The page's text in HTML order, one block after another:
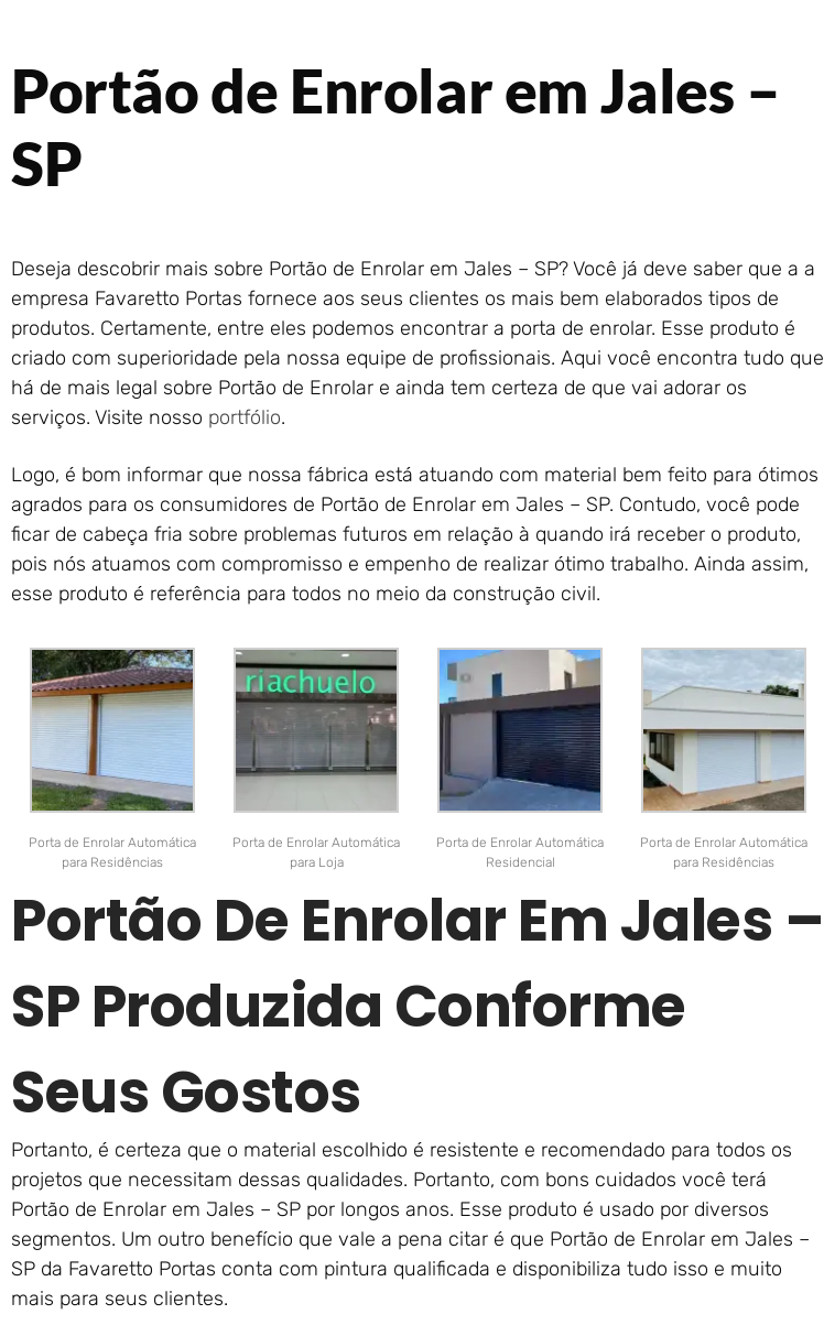
Portão de Enrolar em Jales –
SP
Deseja descobrir mais sobre Portão de Enrolar em Jales – SP? Você já deve saber que a a
empresa Favaretto Portas fornece aos seus clientes os mais bem elaborados tipos de
produtos. Certamente, entre eles podemos encontrar a porta de enrolar. Esse produto é
criado com superioridade pela nossa equipe de profissionais. Aqui você encontra tudo que
há de mais legal sobre Portão de Enrolar e ainda tem certeza de que vai adorar os
serviços. Visite nosso portfólio.
Logo, é bom informar que nossa fábrica está atuando com material bem feito para ótimos
agrados para os consumidores de Portão de Enrolar em Jales – SP. Contudo, você pode
ficar de cabeça fria sobre problemas futuros em relação à quando irá receber o produto,
pois nós atuamos com compromisso e empenho de realizar ótimo trabalho. Ainda assim,
esse produto é referência para todos no meio da construção civil.
Porta de Enrolar Automática
para Residências
Porta de Enrolar Automática
para Loja
Porta de Enrolar Automática
Residencial
Porta de Enrolar Automática
para Residências
Portão De Enrolar Em Jales –
SP Produzida Conforme
Seus Gostos
Portanto, é certeza que o material escolhido é resistente e recomendado para todos os
projetos que necessitam dessas qualidades. Portanto, com bons cuidados você terá
Portão de Enrolar em Jales – SP por longos anos. Esse produto é usado por diversos
segmentos. Um outro benefício que vale a pena citar é que Portão de Enrolar em Jales –
SP da Favaretto Portas conta com pintura qualificada e disponibiliza tudo isso e muito
mais para seus clientes.